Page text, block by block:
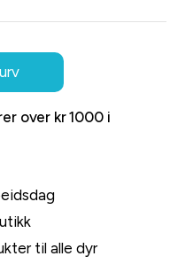
over kr 1000 i
til alle dyr